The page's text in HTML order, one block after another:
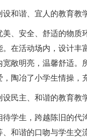
和谐、宜人的教育教
美、安全、舒适的物质
。在活动场内，设计丰
宽敞明亮，温馨舒适
陶冶了小学生情操，
民主、和谐的教育教
待学生，跨越陈旧的代
、和谐的口吻与学生交